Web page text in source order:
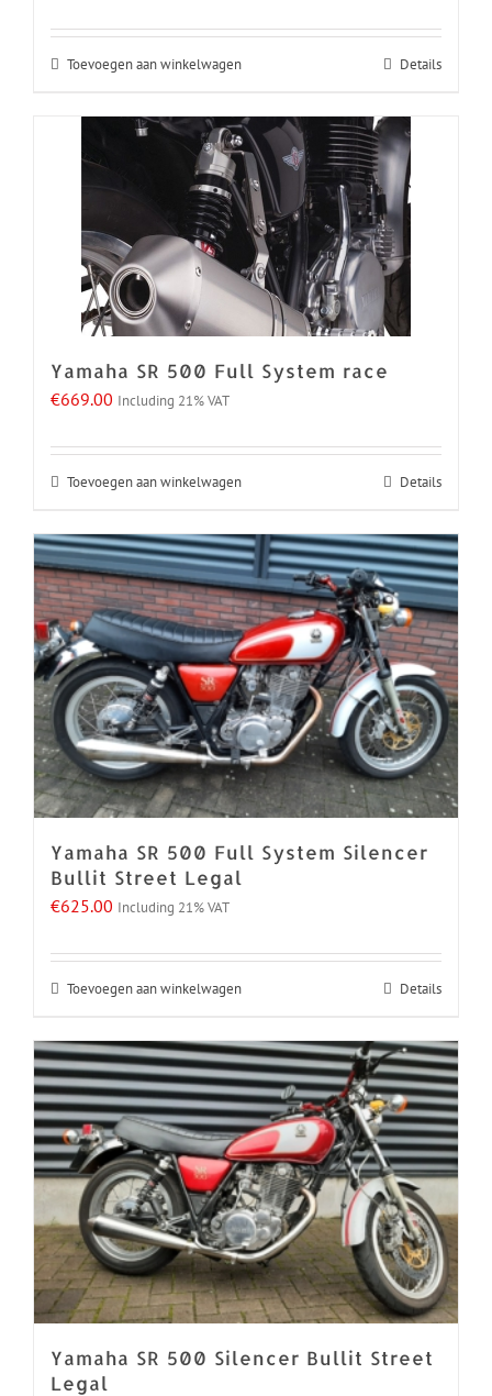
Toevoegen aan winkelwagen Details
Yamaha SR 500 Full System race
€669.00 Including 21% VAT
Toevoegen aan winkelwagen Details
Yamaha SR 500 Full System Silencer
Bullit Street Legal
€625.00 Including 21% VAT
Toevoegen aan winkelwagen Details
Yamaha SR 500 Silencer Bullit Street
Legal